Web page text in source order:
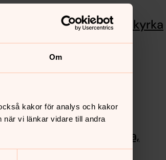
Om
kakor för analys och kakor
vi länkar vidare till andra
Gudstjänst i Bolmsö kyrka
6 september 16.00
Mässa i Bolmsö kyrka,
församlingsdag